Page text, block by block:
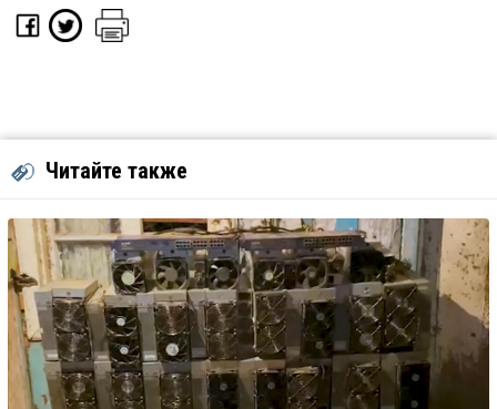
Читайте также